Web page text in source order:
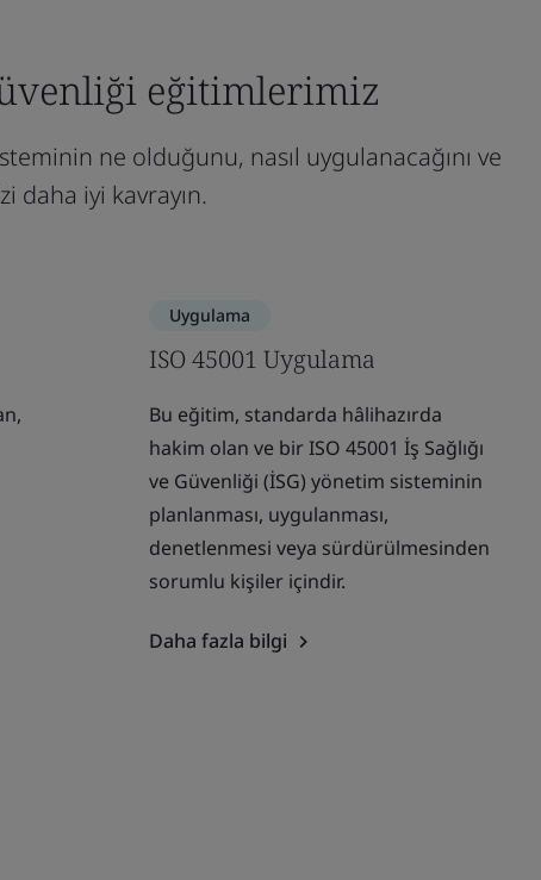
eğitimlerimiz
ne olduğunu, nasıl uygulanacağını ve
daha iyi kavrayın.
Uygulama
ISO 45001 Uygulama
Bu eğitim, standarda hâlihazırda
hakim olan ve bir ISO 45001 İş Sağlığı
ve Güvenliği (İSG) yönetim sisteminin
planlanması, uygulanması,
denetlenmesi veya sürdürülmesinden
sorumlu kişiler içindir.
Daha fazla bilgi